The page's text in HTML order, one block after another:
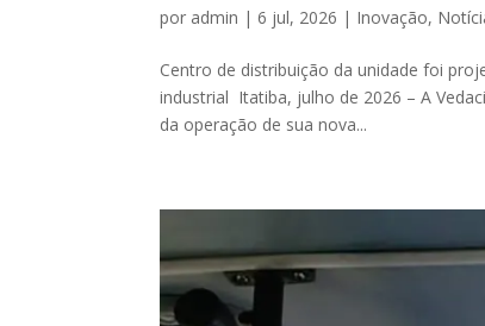
por admin |6 jul, 2026 | Inovação,
Centro de distribuição da unidade foi
industrial Itatiba, julho de 2026 – A
da operação de sua nova...